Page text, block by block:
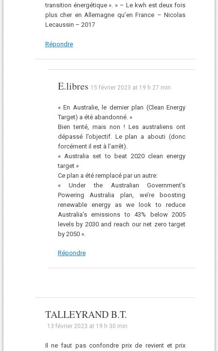
transition énergétique ». » – Le kwh est deux fois
plus cher en Allemagne qu’en France – Nicolas
Lecaussin – 2017
Répondre
E.libres 15 février 2023 at 19 h 27 min
« En Australie, le dernier plan (Clean Energy
Target) a été abandonné. »
Bien tenté, mais non ! Les australiens ont
dépassé l’objectif. Le plan a abouti (donc
forcément il est à l’arrêt).
« Australia set to beat 2020 clean energy
target »
Ce plan a été remplacé par un autre:
« Under the Australian Government’s
Powering Australia plan, we’re boosting
renewable energy as we look to reduce
Australia’s emissions to 43% below 2005
levels by 2030 and reach our net zero target
by 2050 ».
Répondre
TALLEYRAND B.T.
13 février 2023 at 19 h 30 min
Il ne faut pas confondre prix de revient et prix